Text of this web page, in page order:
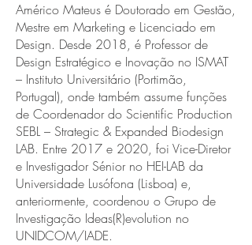
Américo Mateus é Doutorado em Gestão,
Mestre em Marketing e Licenciado em
Design. Desde 2018, é Professor de
Design Estratégico e Inovação no ISMAT
– Instituto Universitário (Portimão,
Portugal), onde também assume funções
de Coordenador do Scientific Production
SEBL – Strategic & Expanded Biodesign
LAB. Entre 2017 e 2020, foi Vice-Diretor
e Investigador Sénior no HEI-LAB da
Universidade Lusófona (Lisboa) e,
anteriormente, coordenou o Grupo de
Investigação Ideas(R)evolution no
UNIDCOM/IADE.